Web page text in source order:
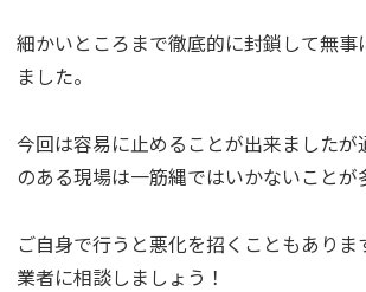
細かいところまで徹底的に封鎖して無事
ました。
今回は容易に止めることが出来ましたが
のある現場は一筋縄ではいかないことが
ご自身で行うと悪化を招くこともあり
業者に相談しましょう！